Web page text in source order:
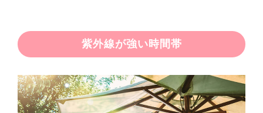
紫外線が強い時間帯